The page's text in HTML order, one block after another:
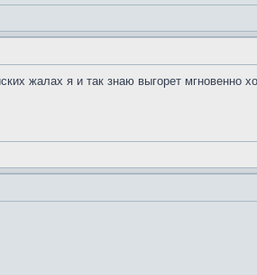
жалах я и так знаю выгорет мгновенно